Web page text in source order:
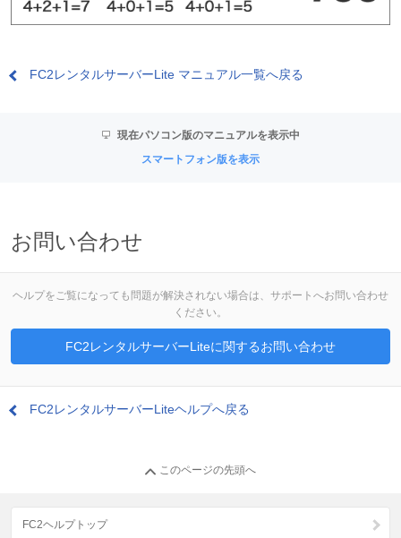
FC2レンタルサーバーLite マニュアル一覧へ戻る
現在パソコン版のマニュアルを表示中
スマートフォン版を表示
お問い合わせ
ヘルプをご覧になっても問題が解決されない場合は、サポートへお問い合わせ
ください。
FC2レンタルサーバーLiteに関するお問い合わせ
FC2レンタルサーバーLiteヘルプへ戻る
このページの先頭へ
FC2ヘルプトップ